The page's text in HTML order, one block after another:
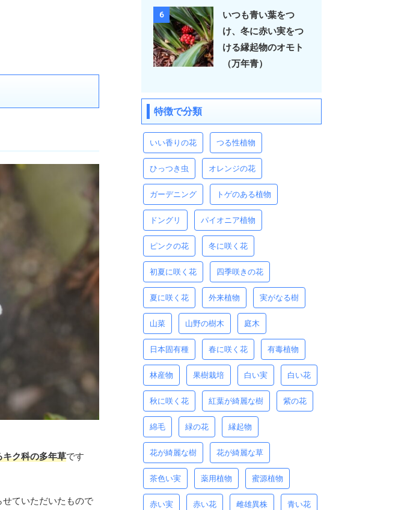
ク科の多年草です
ていただいたもので
6
いつも青い葉をつ
け、冬に赤い実をつ
ける縁起物のオモト
（万年青）
特徴で分類
いい香りの花 つる性植物
ひっつき虫 オレンジの花
ガーデニング トゲのある植物
ドングリ パイオニア植物
ピンクの花 冬に咲く花
初夏に咲く花 四季咲きの花
夏に咲く花 外来植物 実がなる樹
山菜 山野の樹木 庭木
日本固有種 春に咲く花 有毒植物
林産物 果樹栽培 白い実 白い花
秋に咲く花 紅葉が綺麗な樹 紫の花
綿毛 緑の花 縁起物
花が綺麗な樹 花が綺麗な草
茶色い実 薬用植物 蜜源植物
赤い実 赤い花 雌雄異株 青い花